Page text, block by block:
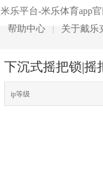
米乐平台-米乐体育app
帮助中心
关于戴乐
下沉式摇把锁|摇
ip等级